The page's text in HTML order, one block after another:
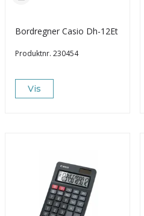
Bordregner Casio Dh-12Et
Produktnr. 230454
Vis